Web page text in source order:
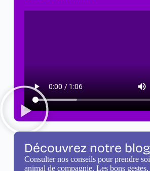
Découvrez notre blog
Consulter nos conseils pour prendre
animal de compagnie. Les bons